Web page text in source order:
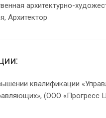
архитектурно-
Архитектор
квалификации
(ООО «Прогресс